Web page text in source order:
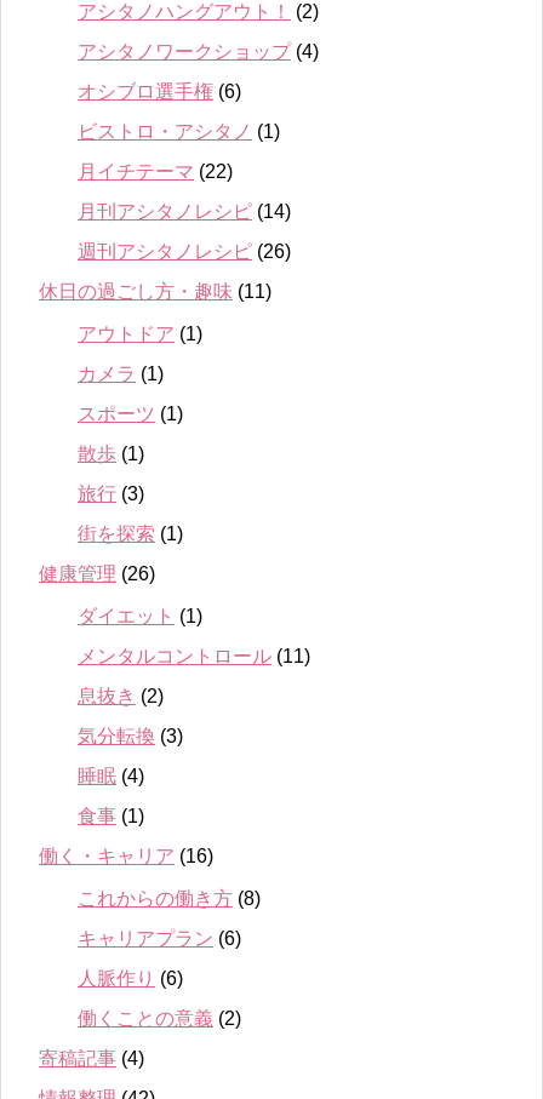
アシタノハングアウト！
(2)
アシタノワークショップ(4)
オシブロ選手権 (6)
ビストロ・アシタノ (1)
月イチテーマ (22)
月刊アシタノレシピ (14)
週刊アシタノレシピ (26)
休日の過ごし方・趣味 (11)
アウトドア (1)
カメラ (1)
スポーツ (1)
散歩 (1)
旅行 (3)
街を探索 (1)
健康管理 (26)
ダイエット (1)
メンタルコントロール (11)
息抜き (2)
気分転換 (3)
睡眠 (4)
食事 (1)
働く・キャリア (16)
これからの働き方 (8)
キャリアプラン (6)
人脈作り (6)
働くことの意義 (2)
寄稿記事 (4)